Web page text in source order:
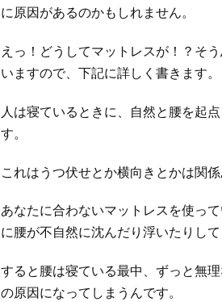
に原因があるのかもしれません。
えっ！どうしてマットレスが！？そ
いますので、下記に詳しく書きます。
人は寝ているときに、自然と腰を起
す。
これはうつ伏せとか横向きとかは関係
あなたに合わないマットレスを使っ
に腰が不自然に沈んだり浮いたりして
すると腰は寝ている最中、ずっと無
の原因になってしまうんです。